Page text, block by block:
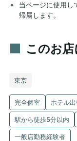
当ページに使用し
帰属します。
このお
東京
完全個室 ホテル
駅から徒歩5分以内
一般店勤務経験者